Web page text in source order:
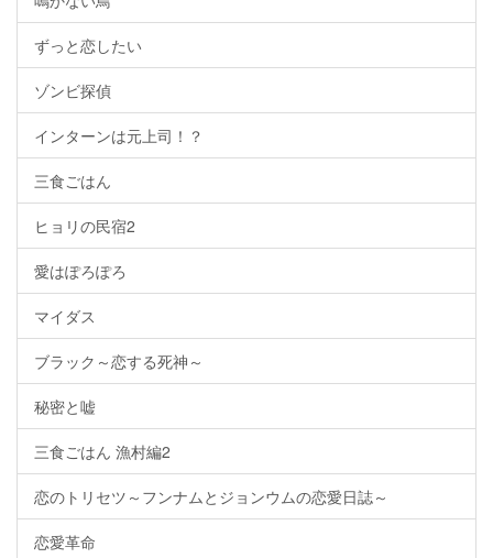
ずっと恋したい
ゾンビ探偵
インターンは元上司！？
三食ごはん
ヒョリの民宿2
愛はぽろぽろ
マイダス
ブラック～恋する死神～
秘密と嘘
三食ごはん 漁村編2
恋のトリセツ～フンナムとジョンウムの恋愛日誌～
恋愛革命